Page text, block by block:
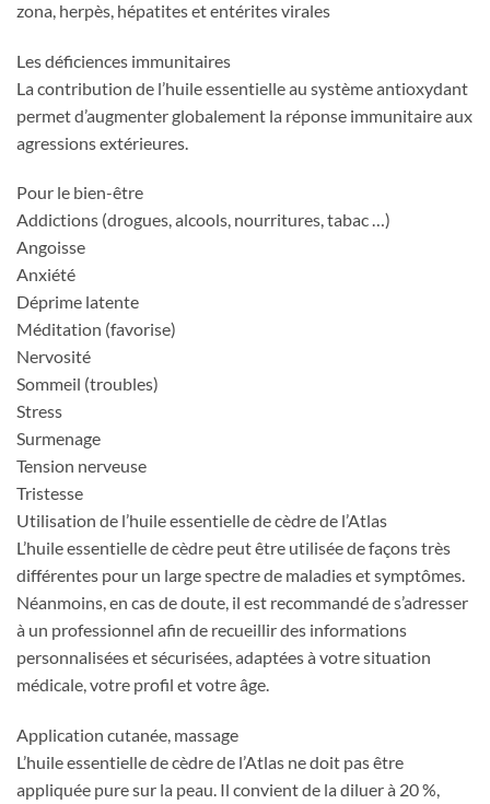
zona, herpès, hépatites et entérites virales
Les déficiences immunitaires
La contribution de l’huile essentielle au système antioxydant
permet d’augmenter globalement la réponse immunitaire aux
agressions extérieures.
Pour le bien-être
Addictions (drogues, alcools, nourritures, tabac …)
Angoisse
Anxiété
Déprime latente
Méditation (favorise)
Nervosité
Sommeil (troubles)
Stress
Surmenage
Tension nerveuse
Tristesse
Utilisation de l’huile essentielle de cèdre de l’Atlas
L’huile essentielle de cèdre peut être utilisée de façons très
différentes pour un large spectre de maladies et symptômes.
Néanmoins, en cas de doute, il est recommandé de s’adresser
à un professionnel afin de recueillir des informations
personnalisées et sécurisées, adaptées à votre situation
médicale, votre profil et votre âge.
Application cutanée, massage
L’huile essentielle de cèdre de l’Atlas ne doit pas être
appliquée pure sur la peau. Il convient de la diluer à 20 %,